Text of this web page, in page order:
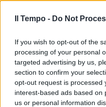
Il Tempo - Do Not
If you wish to opt-out of the
processing of your personal
targeted advertising by us,
section to confirm your
opt-out request is processed
interest-based ads based on
us or personal information